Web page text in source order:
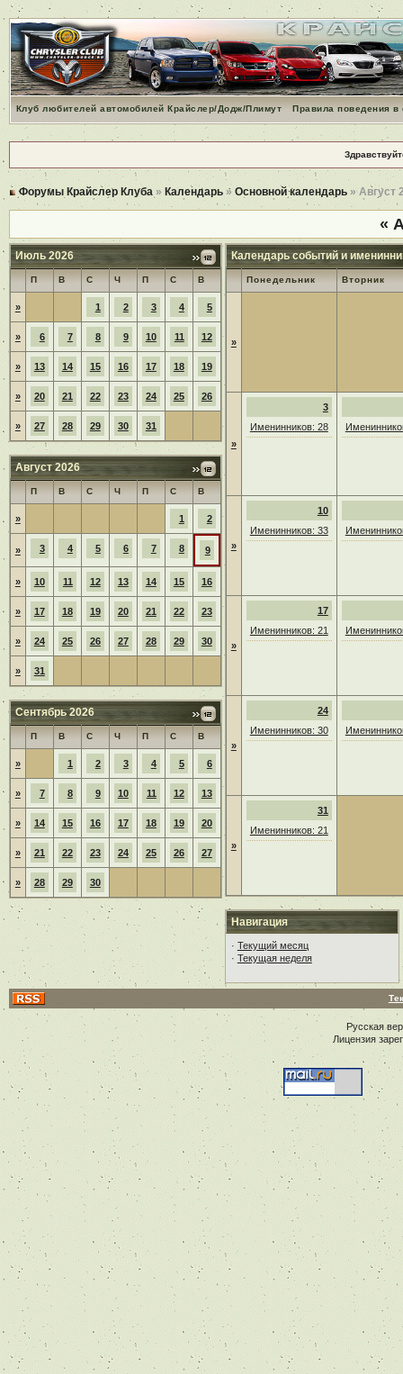
Клуб любителей автомобилей Крайслер/Додж/Плимут Правила поведения
Форумы Крайслер Клуба » Календарь» Основной календарь» Август
«
Июль 2026
П В С Ч П С В
» 1 2 3 4 5
» 6 7 8 9 10 11 12
» 13 14 15 16 17 18 19
» 20 21 22 23 24 25 26
» 27 28 29 30 31
Август 2026
П В С Ч П С В
» 1 2
» 3 4 5 6 7 8 9
» 10 11 12 13 14 15 16
» 17 18 19 20 21 22 23
» 24 25 26 27 28 29 30
» 31
Сентябрь 2026
П В С Ч П С В
» 1 2 3 4 5 6
» 7 8 9 10 11 12 13
» 14 15 16 17 18 19 20
» 21 22 23 24 25 26 27
» 28 29 30
Календарь событий и
Понедельник Вторник
»
»
3
Именинников: 28
»
10
Именинников: 33
»
17
Именинников: 21
»
24
Именинников: 30
»
31
Именинников: 21
Навигация
· Текущий месяц
· Текущая неделя
Русская
Лицензия